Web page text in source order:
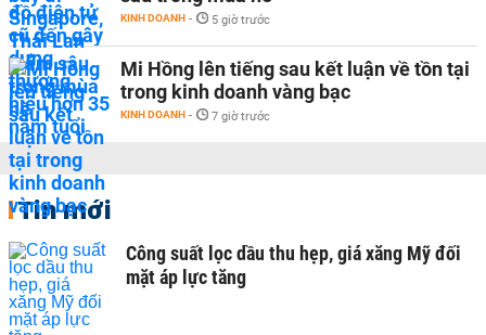
KINH DOANH - 5 giờ trước
Mi Hồng lên tiếng sau kết luận về tồn tại
trong kinh doanh vàng bạc
KINH DOANH - 7 giờ trước
Tin mới
Công suất lọc dầu thu hẹp, giá xăng Mỹ đối
mặt áp lực tăng